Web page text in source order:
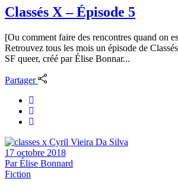
Classés X – Épisode 5
[Ou comment faire des rencontres quand on
Retrouvez tous les mois un épisode de
SF queer, créé par Élise Bonnar...
Partager
17 octobre 2018
ParÉlise Bonnard
Fiction